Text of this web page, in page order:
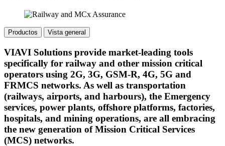
Productos Vista general
VIAVI Solutions provide market-leading tools
specifically for railway and other mission critical
operators using 2G, 3G, GSM-R, 4G, 5G and
FRMCS networks. As well as transportation
(railways, airports, and harbours), the Emergency
services, power plants, offshore platforms, factories,
hospitals, and mining operations, are all embracing
the new generation of Mission Critical Services
(MCS) networks.